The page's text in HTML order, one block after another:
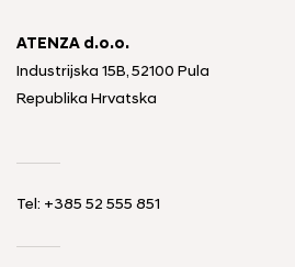
ATENZA d.o.o.
Industrijska 15B, 52100 Pula
Republika Hrvatska
Tel: +385 52 555 851